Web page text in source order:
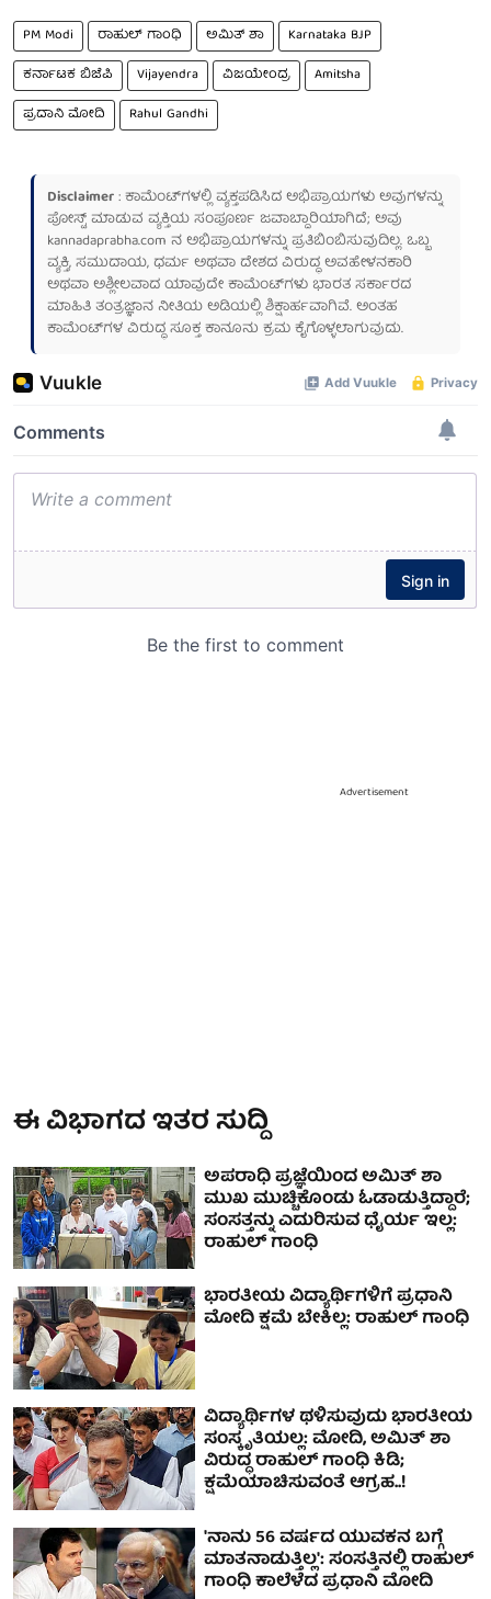
PM Modi ರಾಹುಲ್ ಗಾಂಧಿ ಅಮಿತ್ ಶಾ
Karnataka BJP
ಕರ್ನಾಟಕ ಬಿಜೆಪಿ
Vijayendra ವಿಜಯೇಂದ್ರ
Amitsha
ಪ್ರದಾನಿ ಮೋದಿ
​Rahul Gandhi
Disclaimer: ಕಾಮೆಂಟ್‌ಗಳಲ್ಲಿ ವ್ಯಕ್ತಪಡಿಸಿದ ಅಭಿಪ್ರಾಯಗಳು ಅವುಗಳನ್ನು
ಪೋಸ್ಟ್ ಮಾಡುವ ವ್ಯಕ್ತಿಯ ಸಂಪೂರ್ಣ ಜವಾಬ್ದಾರಿಯಾಗಿದೆ; ಅವು
kannadaprabha.com ನ ಅಭಿಪ್ರಾಯಗಳನ್ನು ಪ್ರತಿಬಿಂಬಿಸುವುದಿಲ್ಲ. ಒಬ್ಬ
ವ್ಯಕ್ತಿ, ಸಮುದಾಯ, ಧರ್ಮ ಅಥವಾ ದೇಶದ ವಿರುದ್ಧ ಅವಹೇಳನಕಾರಿ
ಅಥವಾ ಅಶ್ಲೀಲವಾದ ಯಾವುದೇ ಕಾಮೆಂಟ್‌ಗಳು ಭಾರತ ಸರ್ಕಾರದ
ಮಾಹಿತಿ ತಂತ್ರಜ್ಞಾನ ನೀತಿಯ ಅಡಿಯಲ್ಲಿ ಶಿಕ್ಷಾರ್ಹವಾಗಿವೆ. ಅಂತಹ
ಕಾಮೆಂಟ್‌ಗಳ ವಿರುದ್ಧ ಸೂಕ್ತ ಕಾನೂನು ಕ್ರಮ ಕೈಗೊಳ್ಳಲಾಗುವುದು.
Advertisement
ಈ ವಿಭಾಗದ ಇತರ ಸುದ್ದಿ
ಅಪರಾಧಿ ಪ್ರಜ್ಞೆಯಿಂದ ಅಮಿತ್ ಶಾ
ಮುಖ ಮುಚ್ಚಿಕೊಂಡು ಓಡಾಡುತ್ತಿದ್ದಾರೆ;
ಸಂಸತ್ತನ್ನು ಎದುರಿಸುವ ಧೈರ್ಯ ಇಲ್ಲ:
ರಾಹುಲ್ ಗಾಂಧಿ
ಭಾರತೀಯ ವಿದ್ಯಾರ್ಥಿಗಳಿಗೆ ಪ್ರಧಾನಿ
ಮೋದಿ ಕ್ಷಮೆ ಬೇಕಿಲ್ಲ: ರಾಹುಲ್ ಗಾಂಧಿ
ವಿದ್ಯಾರ್ಥಿಗಳ ಥಳಿಸುವುದು ಭಾರತೀಯ
ಸಂಸ್ಕೃತಿಯಲ್ಲ: ಮೋದಿ, ಅಮಿತ್ ಶಾ
ವಿರುದ್ಧ ರಾಹುಲ್ ಗಾಂಧಿ ಕಿಡಿ;
ಕ್ಷಮೆಯಾಚಿಸುವಂತೆ ಆಗ್ರಹ..!
'ನಾನು 56 ವರ್ಷದ ಯುವಕನ ಬಗ್ಗೆ
ಮಾತನಾಡುತ್ತಿಲ್ಲ': ಸಂಸತ್ತಿನಲ್ಲಿ ರಾಹುಲ್
ಗಾಂಧಿ ಕಾಲೆಳೆದ ಪ್ರಧಾನಿ ಮೋದಿ